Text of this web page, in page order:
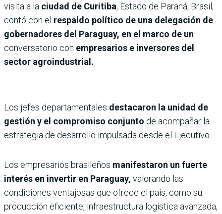
visita a la ciudad de Curitiba, Estado de Paraná, Brasil,
contó con el respaldo político de una delegación de
gobernadores del Paraguay, en el marco de un
conversatorio con empresarios e inversores del
sector agroindustrial.
Los jefes departamentales destacaron la unidad de
gestión y el compromiso conjunto de acompañar la
estrategia de desarrollo impulsada desde el Ejecutivo.
Los empresarios brasileños manifestaron un fuerte
interés en invertir en Paraguay, valorando las
condiciones ventajosas que ofrece el país, como su
producción eficiente, infraestructura logística avanzada,